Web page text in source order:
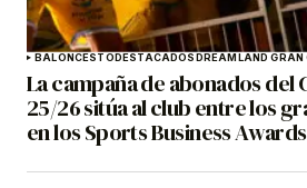
BALONCESTODESTACADOSDREAMLAND
La campaña de abonados del
25/26 sitúa al club entre los
en los Sports Business